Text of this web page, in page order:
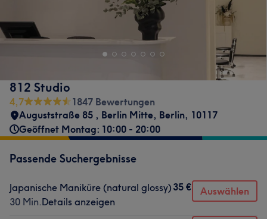
812 Studio
4,7
1847 Bewertungen
Auguststraße 85 , Berlin Mitte, Berlin, 10117
Geöffnet Montag: 10:00 - 20:00
Passende Suchergebnisse
Japanische Maniküre (natural glossy)
30 Min.Details anzeigen
35 € Auswählen